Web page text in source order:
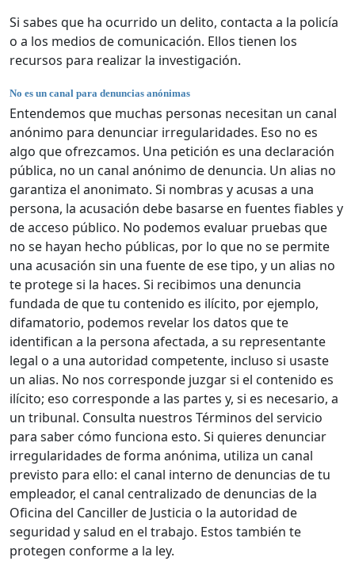
Si sabes que ha ocurrido un delito, contacta a la policía
o a los medios de comunicación. Ellos tienen los
recursos para realizar la investigación.
No es un canal para denuncias anónimas
Entendemos que muchas personas necesitan un canal
anónimo para denunciar irregularidades. Eso no es
algo que ofrezcamos. Una petición es una declaración
pública, no un canal anónimo de denuncia. Un alias no
garantiza el anonimato. Si nombras y acusas a una
persona, la acusación debe basarse en fuentes fiables y
de acceso público. No podemos evaluar pruebas que
no se hayan hecho públicas, por lo que no se permite
una acusación sin una fuente de ese tipo, y un alias no
te protege si la haces. Si recibimos una denuncia
fundada de que tu contenido es ilícito, por ejemplo,
difamatorio, podemos revelar los datos que te
identifican a la persona afectada, a su representante
legal o a una autoridad competente, incluso si usaste
un alias. No nos corresponde juzgar si el contenido es
ilícito; eso corresponde a las partes y, si es necesario, a
un tribunal. Consulta nuestros Términos del servicio
para saber cómo funciona esto. Si quieres denunciar
irregularidades de forma anónima, utiliza un canal
previsto para ello: el canal interno de denuncias de tu
empleador, el canal centralizado de denuncias de la
Oficina del Canciller de Justicia o la autoridad de
seguridad y salud en el trabajo. Estos también te
protegen conforme a la ley.